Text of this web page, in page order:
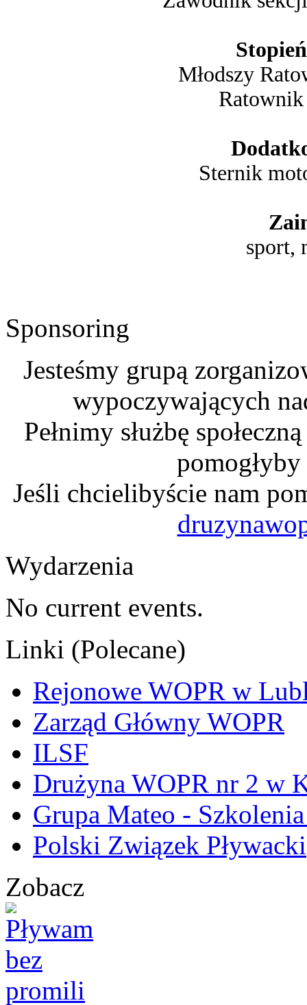
Młodszy
Sternik
sport,
Sponsoring
Jesteśmy grupą
wypoczywających
Pełnimy służbę
Jeśli chcielibyście nam
Wydarzenia
No current events.
Linki (Polecane)
Rejonowe WOPR w
Zarząd Główny WOPR
ILSF
Drużyna WOPR nr 2 w
Grupa Mateo -
Polski Związek Pływacki
Zobacz